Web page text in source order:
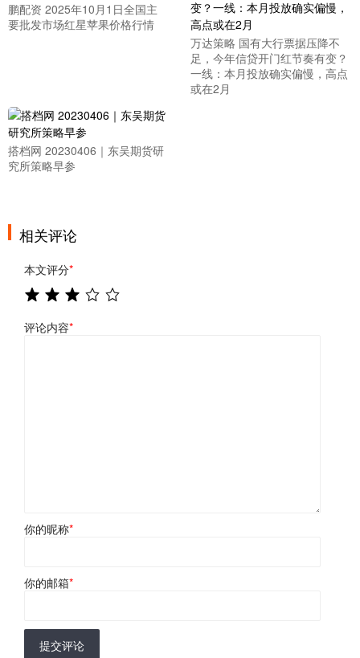
鹏配资 2025年10月1日全国主
要批发市场红星苹果价格行情
万达策略 国有大行票据压降不
足，今年信贷开门红节奏有变？
一线：本月投放确实偏慢，高点
或在2月
搭档网 20230406｜东吴期货研
究所策略早参
相关评论
本文评分*
评论内容*
你的昵称*
你的邮箱*
提交评论